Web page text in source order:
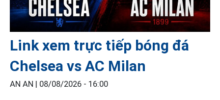
Link xem trực tiếp bóng đá
Chelsea vs AC Milan
AN AN | 08/08/2026 - 16:00